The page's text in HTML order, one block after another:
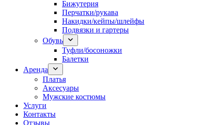
Бижутерия
Перчатки/рукава
Накидки/кейпы/шлейфы
Подвязки и гартеры
Обувь
Туфли/босоножки
Балетки
Аренда
Платья
Аксесуары
Мужские костюмы
Услуги
Контакты
Отзывы